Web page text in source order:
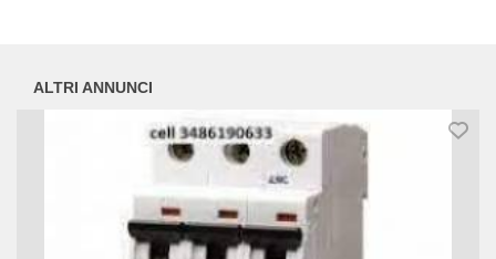
ALTRI ANNUNCI